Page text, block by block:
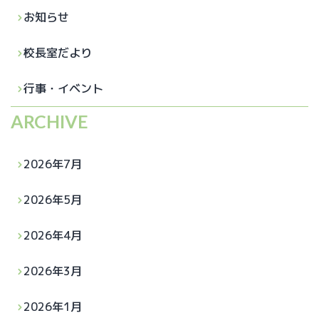
お知らせ
校長室だより
行事・イベント
ARCHIVE
2026年7月
2026年5月
2026年4月
2026年3月
2026年1月